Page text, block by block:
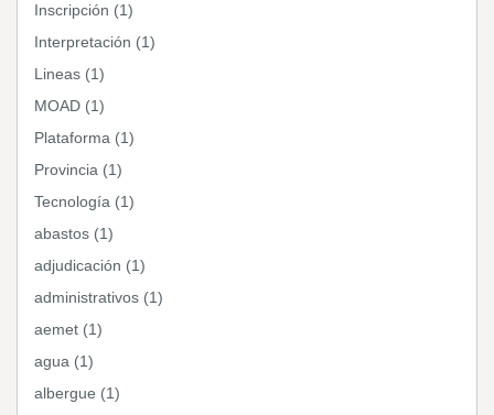
Inscripción (1)
Interpretación (1)
Lineas (1)
MOAD (1)
Plataforma (1)
Provincia (1)
Tecnología (1)
abastos (1)
adjudicación (1)
administrativos (1)
aemet (1)
agua (1)
albergue (1)